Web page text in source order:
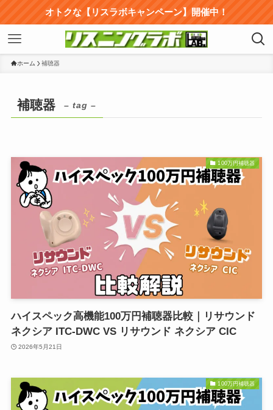
オトクな【リスラボキャンペーン】開催中！
ホーム 補聴器
補聴器 – tag –
100万円補聴器
ハイスペック高機能100万円補聴器比較｜リサウンド
ネクシア ITC-DWC VS リサウンド ネクシア CIC
2026年5月21日
100万円補聴器